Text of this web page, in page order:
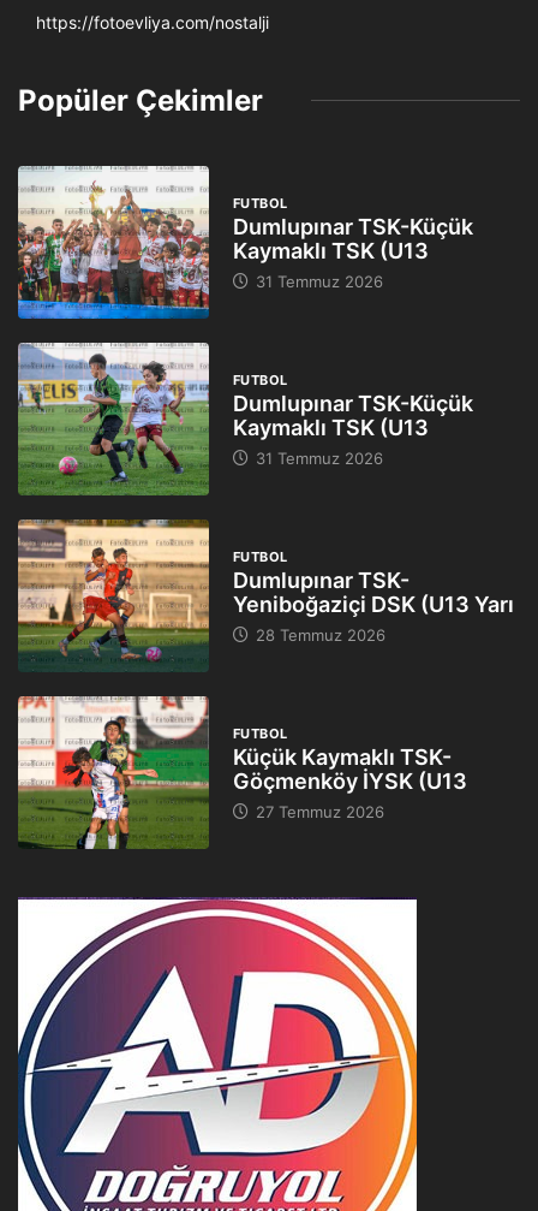
https://fotoevliya.com/nostalji
Popüler Çekimler
FUTBOL
Dumlupınar TSK-Küçük
Kaymaklı TSK (U13
31 Temmuz 2026
FUTBOL
Dumlupınar TSK-Küçük
Kaymaklı TSK (U13
31 Temmuz 2026
FUTBOL
Dumlupınar TSK-
Yeniboğaziçi DSK (U13 Yarı
28 Temmuz 2026
FUTBOL
Küçük Kaymaklı TSK-
Göçmenköy İYSK (U13
27 Temmuz 2026